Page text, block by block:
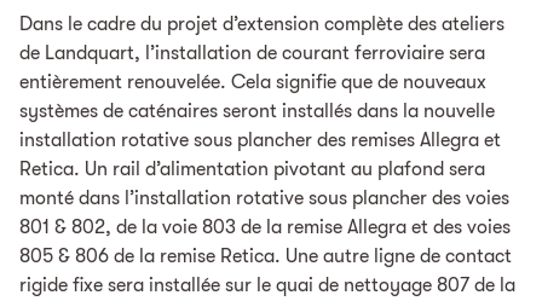
Dans le cadre du projet d’extension complète des ateliers
de Landquart, l’installation de courant ferroviaire sera
entièrement renouvelée. Cela signifie que de nouveaux
systèmes de caténaires seront installés dans la nouvelle
installation rotative sous plancher des remises Allegra et
Retica. Un rail d’alimentation pivotant au plafond sera
monté dans l’installation rotative sous plancher des voies
801 & 802, de la voie 803 de la remise Allegra et des voies
805 & 806 de la remise Retica. Une autre ligne de contact
rigide fixe sera installée sur le quai de nettoyage 807 de la